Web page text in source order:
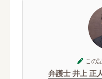
この
弁護士 井上 正